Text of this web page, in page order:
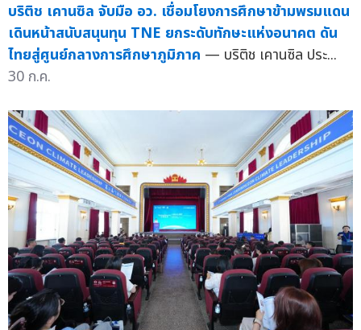
บริติช เคานซิล จับมือ อว. เชื่อมโยงการศึกษาข้ามพรมแดน
เดินหน้าสนับสนุนทุน TNE ยกระดับทักษะแห่งอนาคต ดัน
ไทยสู่ศูนย์กลางการศึกษาภูมิภาค — บริติช เคานซิล ประ...
30 ก.ค.